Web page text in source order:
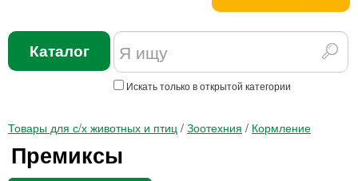
Каталог
Искать только в открытой категории
Товары для с/х животных и птиц / Зоотехния / Кормление
Премиксы